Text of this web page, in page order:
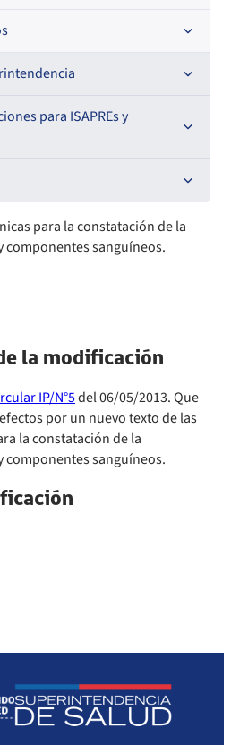
de normas que afecten a
Licitaciones Públicas
según Ley N° 20.285
personal
para ISAPREs y
Maestros
Contractuales
para la constatación de la
sanguíneos.
la modificación
IP/N°5del 06/05/2013. Que
por un nuevo texto de las
la constatación de la
sanguíneos.